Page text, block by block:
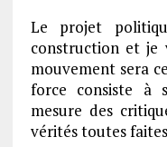
Le projet
construction et je
mouvement sera
force consiste à
mesure des
vérités toutes faites